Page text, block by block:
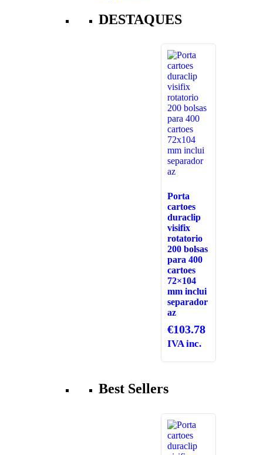
DESTAQUES
Porta
cartoes
duraclip
visifix
rotatorio
200 bolsas
para 400
cartoes
72×104
mm inclui
separador
az
€103.78
IVA inc.
Best Sellers